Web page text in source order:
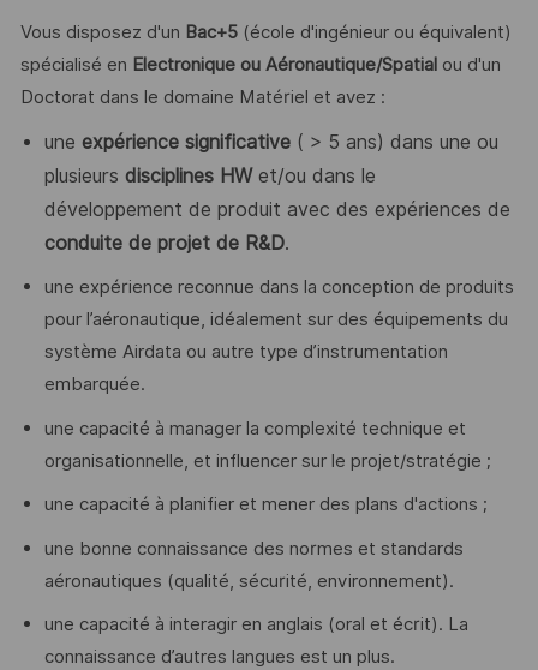
Vous disposez d'un Bac+5(école d'ingénieur ou équivalent)
spécialisé en Electronique ou Aéronautique/Spatialou d'un
Doctorat dans le domaine Matériel et avez : ​
une expérience significative( > 5 ans) dans une ou
plusieurs disciplines HWet/ou dans le
développement de produit avec des expériences de
conduite de projet de R&D.
une expérience reconnue dans la conception de produits
pour l’aéronautique, idéalement sur des équipements du
système Airdata ou autre type d’instrumentation
embarquée.
une capacité à manager la complexité technique et
organisationnelle, et influencer sur le projet/stratégie ;
une capacité à planifier et mener des plans d'actions ;
une bonne connaissance des normes et standards
aéronautiques (qualité, sécurité, environnement).
une capacité à interagir en anglais (oral et écrit). La
connaissance d’autres langues est un plus.